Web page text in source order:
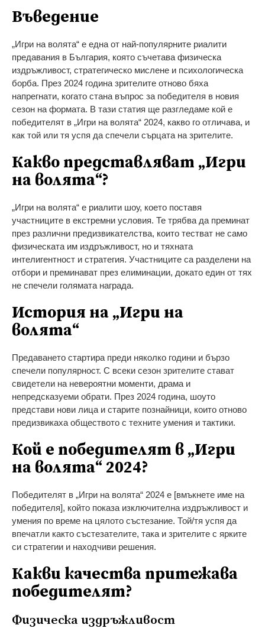
Въведение
„Игри на волята“ е една от най-популярните риалити
предавания в България, която съчетава физическа
издръжливост, стратегическо мислене и психологическа
борба. През 2024 година зрителите отново бяха
напрегнати, когато стана въпрос за победителя в новия
сезон на формата. В тази статия ще разгледаме кой е
победителят в „Игри на волята“ 2024, какво го отличава, и
как той или тя успя да спечели сърцата на зрителите.
Какво представляват „Игри
на волята“?
„Игри на волята“ е риалити шоу, което поставя
участниците в екстремни условия. Те трябва да преминат
през различни предизвикателства, които тестват не само
физическата им издръжливост, но и тяхната
интелигентност и стратегия. Участниците са разделени на
отбори и преминават през елиминации, докато един от тях
не спечели голямата награда.
История на „Игри на
волята“
Предаването стартира преди няколко години и бързо
спечели популярност. С всеки сезон зрителите стават
свидетели на невероятни моменти, драма и
непредсказуеми обрати. През 2024 година, шоуто
представи нови лица и старите познайници, които отново
предизвикаха обществото с техните умения и тактики.
Кой е победителят в „Игри
на волята“ 2024?
Победителят в „Игри на волята“ 2024 е [вмъкнете име на
победителя], който показа изключителна издръжливост и
умения по време на цялото състезание. Той/тя успя да
впечатли както състезателите, така и зрителите с ярките
си стратегии и находчиви решения.
Какви качества притежава
победителят?
Физическа издръжливост